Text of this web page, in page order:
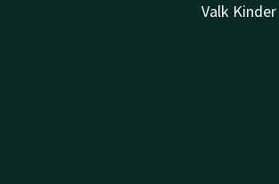
Valk Kinder